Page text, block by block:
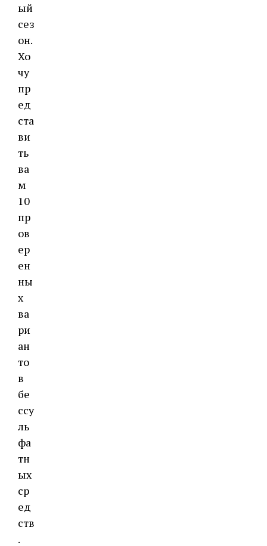
ый
сез
он.
Хо
чу
пр
ед
ста
ви
ть
ва
м
10
пр
ов
ер
ен
ны
х
ва
ри
ан
то
в
бе
ссу
ль
фа
тн
ых
ср
ед
ств
.